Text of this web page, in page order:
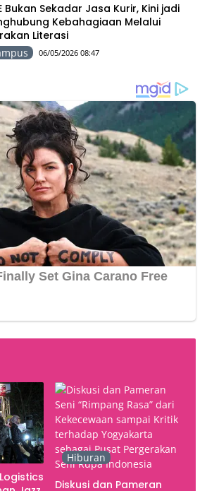
Bukan Sekadar Jasa Kurir, Kini jadi
Kebahagiaan Melalui
Literasi
06/05/2026 08:47
Hiburan
Diskusi dan Pameran